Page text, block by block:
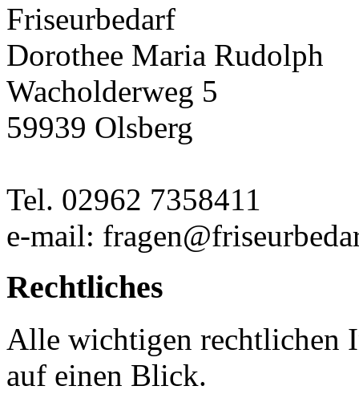
Friseurbedarf
Dorothee Maria Rudolph
Wacholderweg 5
59939 Olsberg
Tel. 02962 7358411
e-mail:
Rechtliches
Alle wichtigen rechtlichen
auf einen Blick.